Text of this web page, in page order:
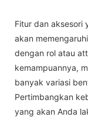
Fitur dan aksesori
akan
dengan rol atau
kemampuannya,
banyak variasi
Pertimbangkan
yang akan Anda